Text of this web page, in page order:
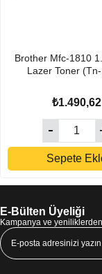
Brother Mfc-1810 1.000 Syf.
Lazer Toner
₺1.490,62
Sepete
E-Bülten Üyeliği
Kampanya ve